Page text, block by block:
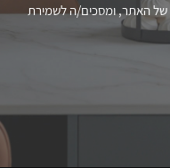
של האתר, ומסכים/ה לשמירת